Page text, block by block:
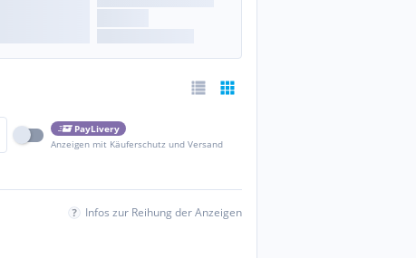
PayLivery
Anzeigen mit Käuferschutz und Versand
Infos zur Reihung der Anzeigen